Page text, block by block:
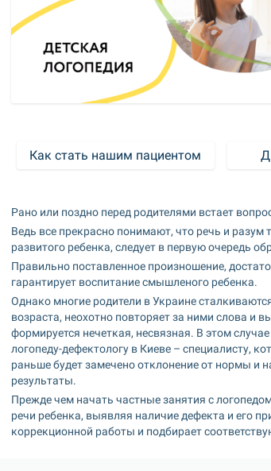
Как стать нашим пациентом
Рано или поздно перед родителями встает
Ведь все прекрасно понимают, что речь и разум
развитого ребенка, следует в первую очередь
Правильно поставленное произношение,
гарантирует воспитание смышленого ребенка.
Однако многие родители в Украине
возраста, неохотно повторяет за ними слова и
формируется нечеткая, несвязная. В этом
логопеду-дефектологу в Киеве – специалисту,
раньше будет замечено отклонение от нормы и
результаты.
Прежде чем начать частные занятия с
речи ребенка, выявляя наличие дефекта и его
коррекционной работы и подбирает